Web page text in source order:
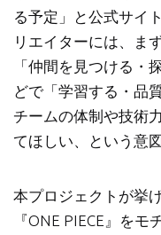
る予定」と公式サイ
リエイターには、ま
「仲間を見つける・
どで「学習する・品
チームの体制や技術
てほしい、という意
本プロジェクトが挙
『ONE PIECE』を